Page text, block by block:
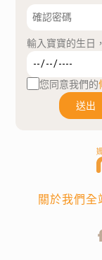
輸入寶寶的生日
您同意我們的
送出
關於我們全